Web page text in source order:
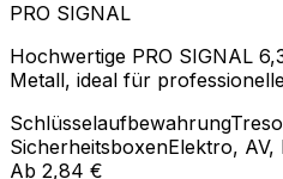
PRO SIGNAL
Hochwertige PRO SIGNAL
Metall, ideal für
Schlüsselaufbewahrung
SicherheitsboxenElektro,
Ab 2,84 €